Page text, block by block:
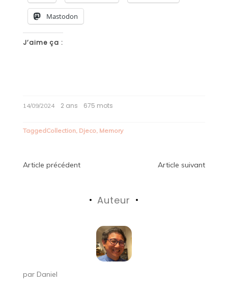
Mastodon
J’aime ça :
14/09/2024 2 ans 675 mots
TaggedCollection, Djeco, Memory
Navigation
Article précédent Article suivant
Auteur
par Daniel